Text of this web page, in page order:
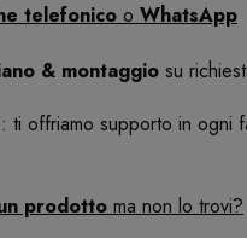
telefonico o WhatsApp
& montaggio su
: ti offriamo supporto in ogni
prodotto ma non lo trovi?